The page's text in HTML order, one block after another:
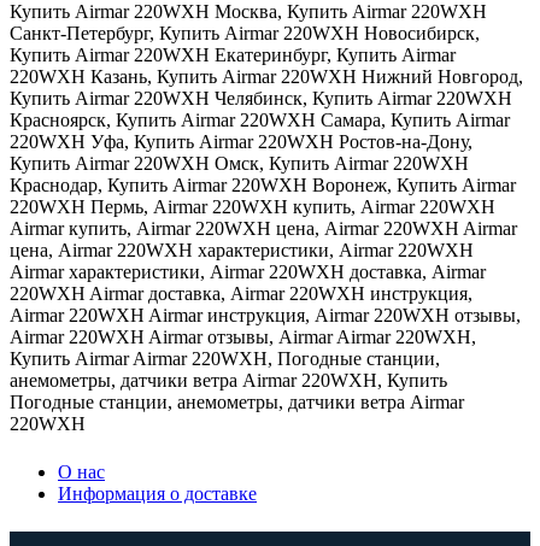
Купить Airmar 220WXH Москва, Купить Airmar 220WXH
Санкт-Петербург, Купить Airmar 220WXH Новосибирск,
Купить Airmar 220WXH Екатеринбург, Купить Airmar
220WXH Казань, Купить Airmar 220WXH Нижний Новгород,
Купить Airmar 220WXH Челябинск, Купить Airmar 220WXH
Красноярск, Купить Airmar 220WXH Самара, Купить Airmar
220WXH Уфа, Купить Airmar 220WXH Ростов-на-Дону,
Купить Airmar 220WXH Омск, Купить Airmar 220WXH
Краснодар, Купить Airmar 220WXH Воронеж, Купить Airmar
220WXH Пермь, Airmar 220WXH купить, Airmar 220WXH
Airmar купить, Airmar 220WXH цена, Airmar 220WXH Airmar
цена, Airmar 220WXH характеристики, Airmar 220WXH
Airmar характеристики, Airmar 220WXH доставка, Airmar
220WXH Airmar доставка, Airmar 220WXH инструкция,
Airmar 220WXH Airmar инструкция, Airmar 220WXH отзывы,
Airmar 220WXH Airmar отзывы, Airmar Airmar 220WXH,
Купить Airmar Airmar 220WXH, Погодные станции,
анемометры, датчики ветра Airmar 220WXH, Купить
Погодные станции, анемометры, датчики ветра Airmar
220WXH
О нас
Информация о доставке